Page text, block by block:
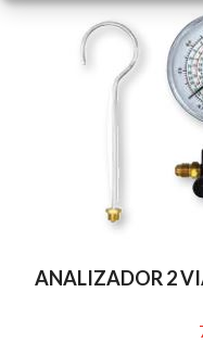
ANALIZADOR 2